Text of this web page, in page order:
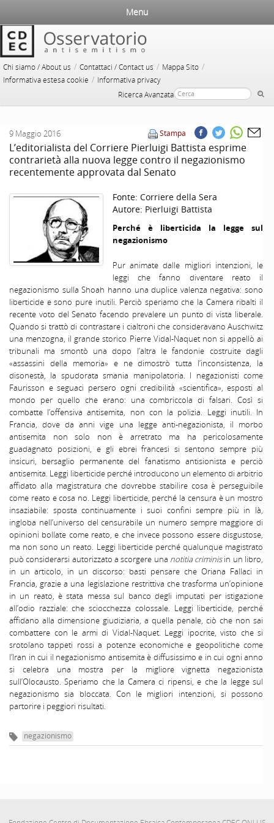
Chi siamo / About us / Contattaci / Contact us / Mappa Sito /
Informativa estesa cookie / Informativa privacy
Ricerca Avanzata
Menu
Stampa
9 Maggio 2016
L’editorialista del Corriere Pierluigi Battista esprime
contrarietà alla nuova legge contro il negazionismo
recentemente approvata dal Senato
Fonte: Corriere della Sera
Autore: Pierluigi Battista
Perché è liberticida la legge sul
negazionismo
Pur animate dalle migliori intenzioni, le
leggi che fanno diventare reato il
negazionismo sulla Shoah hanno una duplice valenza negativa: sono
liberticide e sono pure inutili. Perciò speriamo che la Camera ribalti il
recente voto del Senato facendo prevalere un punto di vista liberale.
Quando si trattò di contrastare i cialtroni che consideravano Auschwitz
una menzogna, il grande storico Pierre Vidal-Naquet non si appellò ai
tribunali ma smontò una dopo l’altra le fandonie costruite dagli
«assassini della memoria» e ne dimostrò tutta l’inconsistenza, la
disonestà, la spudorata smania manipolatoria. I negazionisti come
Faurisson e seguaci persero ogni credibilità «scientifica», esposti al
mondo per quello che erano: una combriccola di falsari. Così si
combatte l’offensiva antisemita, non con la polizia. Leggi inutili. In
Francia, dove da anni vige una legge anti-negazionista, il morbo
antisemita non solo non è arretrato ma ha pericolosamente
guadagnato posizioni, e gli ebrei francesi si sentono sempre più
insicuri, bersaglio permanente del fanatismo antisionista e perciò
antisemita. Leggi liberticide perché introducono un elemento di arbitrio
affidato alla magistratura che dovrebbe stabilire cosa è perseguibile
come reato e cosa no. Leggi liberticide, perché la censura è un mostro
insaziabile: sposta continuamente i suoi confini sempre più in là,
ingloba nell’universo del censurabile un numero sempre maggiore di
opinioni bollate come reato, e che invece possono essere disgustose,
ma non sono un reato. Leggi liberticide perché qualunque magistrato
può considerarsi autorizzato a scorgere una notitia criminisin un libro,
in un articolo, in un discorso: basti pensare che Oriana Fallaci in
Francia, grazie a una legislazione restrittiva che trasforma un’opinione
in un reato, è stata messa sul banco degli imputati per istigazione
all’odio razziale: che sciocchezza colossale. Leggi liberticide, perché
affidano alla dimensione giudiziaria, a quella penale, ciò che non sai
combattere con le armi di Vidal-Naquet. Leggi ipocrite, visto che si
srotolano tappeti rossi a potenze economiche e geopolitiche come
l’Iran in cui il negazionismo antisemita è diffusissimo e in cui ogni anno
si celebra una mostra per la migliore vignetta negazionista
sull’Olocausto. Speriamo che la Camera ci ripensi, e che la legge sul
negazionismo sia bloccata. Con le migliori intenzioni, si possono
partorire i peggiori risultati.
negazionismo